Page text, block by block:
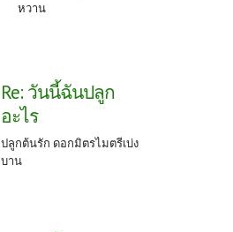
หวาน
Re: วันนี้ฉันปลูก
อะไร
ปลูกต้นรัก ดอกมิตรไมตรีเบ่ง
บาน